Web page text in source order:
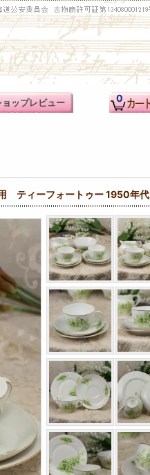
ョップレビュー 0
ティーフォートゥー 1950年代